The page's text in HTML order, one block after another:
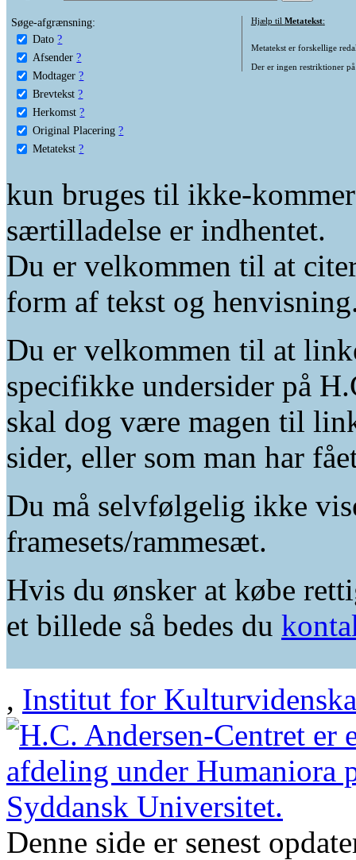
Søge-afgrænsning:
Dato ?
Afsender ?
Modtager ?
Brevtekst ?
Herkomst ?
Original Placering ?
Metatekst ?
Hjælp til Metatekst:
Metatekst er forskellige
Der er ingen restriktioner
kun bruges til ikke-
særtilladelse er indhentet.
Du er velkommen til at
form af tekst og
Du er velkommen til at
specifikke undersider på
skal dog være magen til
sider, eller som man har
Du må selvfølgelig ikke
framesets/rammesæt.
Hvis du ønsker at købe
et billede så bedes du
, Institut for
Denne side er senest